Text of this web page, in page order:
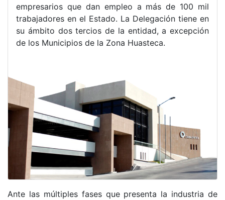
empresarios que dan empleo a más de 100 mil
trabajadores en el Estado. La Delegación tiene en
su ámbito dos tercios de la entidad, a excepción
de los Municipios de la Zona Huasteca.
Ante las múltiples fases que presenta la industria de